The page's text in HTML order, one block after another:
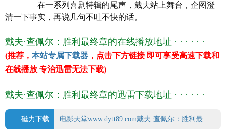
上映日期 2021-10-05(美国)
豆瓣评分 8.4/10 from 1837 users
文件格式 x264 + ACC
视频尺寸 1920 x 1080
文件大小 1216 MB
在一系列喜剧特辑的尾声，戴夫站上舞台，企图澄
清一下事实，再说几句不吐不快的话。
戴夫·查佩尔：胜利最终章的在线播放地址 · · · · · ·
(推荐， 本站专属下载器 ，点击下方链接 即可享受高速下载和
在线播放 专治迅雷无法下载)
戴夫·查佩尔：胜利最终章的迅雷下载地址 · · · · · ·
磁力下载 电影天堂www.dytt89.com戴夫·查佩尔：胜利最终章-2021_BD中英双字.mp4.torrent